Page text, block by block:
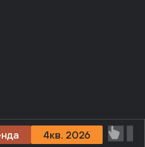
4кв. 2026